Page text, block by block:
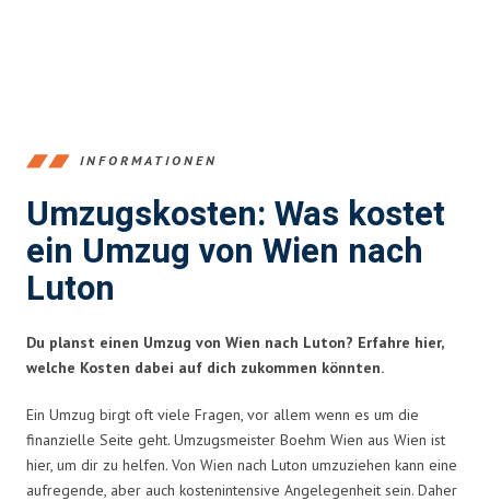
INFORMATIONEN
Umzugskosten: Was kostet
ein Umzug von Wien nach
Luton
Du planst einen Umzug von Wien nach Luton? Erfahre hier,
welche Kosten dabei auf dich zukommen könnten.
Ein Umzug birgt oft viele Fragen, vor allem wenn es um die
finanzielle Seite geht. Umzugsmeister Boehm Wien aus Wien ist
hier, um dir zu helfen. Von Wien nach Luton umzuziehen kann eine
aufregende, aber auch kostenintensive Angelegenheit sein. Daher